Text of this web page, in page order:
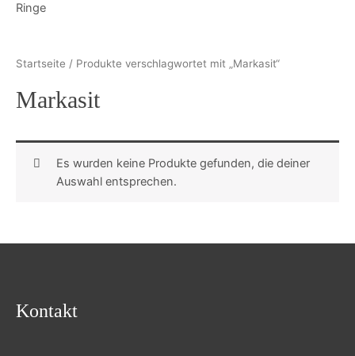
Ringe
Startseite / Produkte verschlagwortet mit „Markasit“
Markasit
Es wurden keine Produkte gefunden, die deiner
Auswahl entsprechen.
Kontakt